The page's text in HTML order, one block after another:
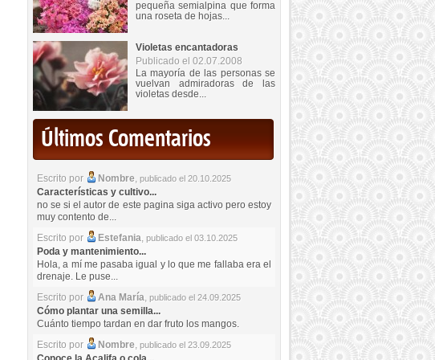
pequeña semialpina que forma
una roseta de hojas...
Violetas encantadoras
Publicado el 02.07.2008
La mayoría de las personas se
vuelvan admiradoras de las
violetas desde...
Últimos Comentarios
Escrito por Nombre, publicado el 20.10.2025
Características y cultivo...
no se si el autor de este pagina siga activo pero estoy
muy contento de...
Escrito por
Estefania, publicado el 03.10.2025
Poda y mantenimiento...
Hola, a mí me pasaba igual y lo que me fallaba era el
drenaje. Le puse...
Escrito por
Ana María, publicado el 24.09.2025
Cómo plantar una semilla...
Cuánto tiempo tardan en dar fruto los mangos.
Escrito por
Nombre, publicado el 23.09.2025